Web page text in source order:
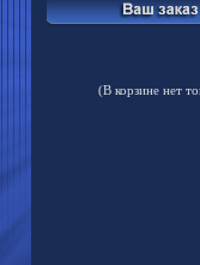
(В корзине нет